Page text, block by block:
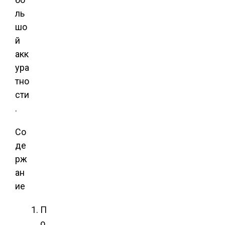
ль
шо
й
акк
ура
тно
сти
.
Со
де
рж
ан
ие
П